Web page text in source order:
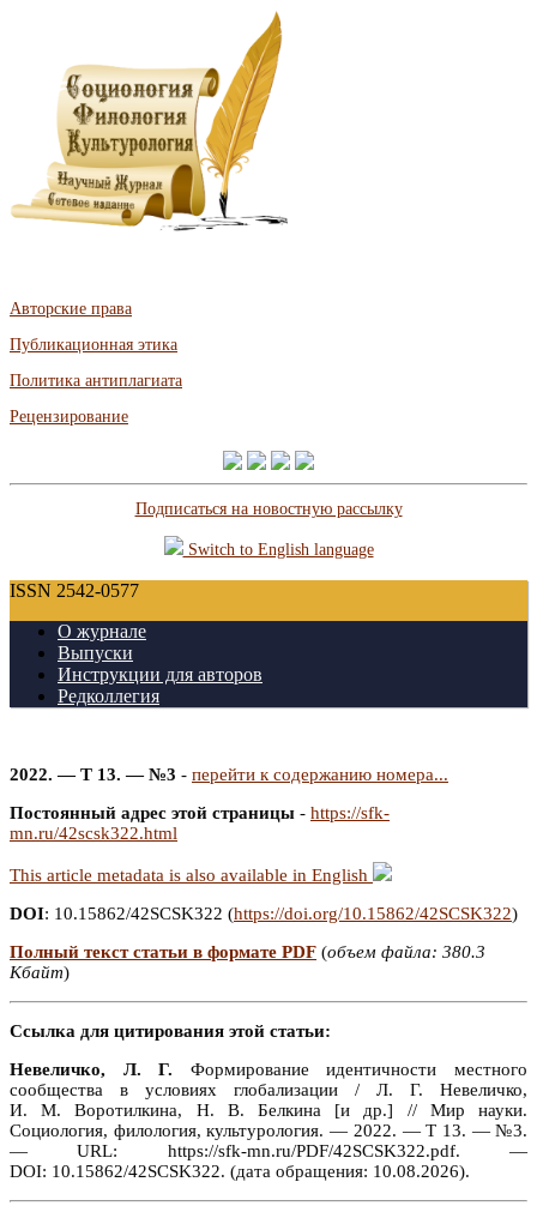
Авторские права
Публикационная этика
Политика антиплагиата
Рецензирование
Подписаться на новостную рассылку
Switch to English language
ISSN 2542-0577
О журнале
Выпуски
Инструкции для авторов
Редколлегия
2022. — Т 13. — №3 - перейти к содержанию номера...
Постоянный адрес этой страницы - https://sfk-
mn.ru/42scsk322.html
This article metadata is also available in English
DOI: 10.15862/42SCSK322 (https://doi.org/10.15862/42SCSK322)
Полный текст статьи в формате PDF (объем файла: 380.3
Кбайт)
Ссылка для цитирования этой статьи:
Невеличко, Л. Г. Формирование идентичности местного
сообщества в условиях глобализации / Л. Г. Невеличко,
И. М. Воротилкина, Н. В. Белкина [и др.] // Мир науки.
Социология, филология, культурология. — 2022. — Т 13. — №3.
— URL: https://sfk-mn.ru/PDF/42SCSK322.pdf. —
DOI: 10.15862/42SCSK322. (дата обращения: 10.08.2026).